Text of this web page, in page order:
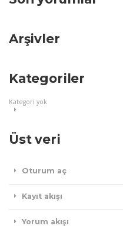
Arşivler
Kategoriler
Kategori yok
Üst veri
Oturum aç
Kayıt akışı
Yorum akışı